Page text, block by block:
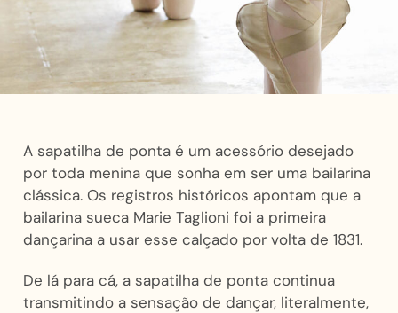
A sapatilha de ponta é um acessório desejado
por toda menina que sonha em ser uma bailarina
clássica. Os registros históricos apontam que a
bailarina sueca Marie Taglioni foi a primeira
dançarina a usar esse calçado por volta de 1831.
De lá para cá, a sapatilha de ponta continua
transmitindo a sensação de dançar, literalmente,